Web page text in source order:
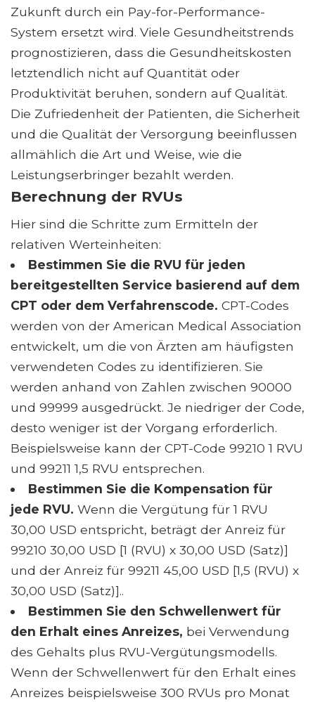
Zukunft durch ein Pay-for-Performance-
System ersetzt wird. Viele Gesundheitstrends
prognostizieren, dass die Gesundheitskosten
letztendlich nicht auf Quantität oder
Produktivität beruhen, sondern auf Qualität.
Die Zufriedenheit der Patienten, die Sicherheit
und die Qualität der Versorgung beeinflussen
allmählich die Art und Weise, wie die
Leistungserbringer bezahlt werden.
Berechnung der RVUs
Hier sind die Schritte zum Ermitteln der
relativen Werteinheiten:
Bestimmen Sie die RVU für jeden
bereitgestellten Service basierend auf dem
CPT oder dem Verfahrenscode. CPT-Codes
werden von der American Medical Association
entwickelt, um die von Ärzten am häufigsten
verwendeten Codes zu identifizieren. Sie
werden anhand von Zahlen zwischen 90000
und 99999 ausgedrückt. Je niedriger der Code,
desto weniger ist der Vorgang erforderlich.
Beispielsweise kann der CPT-Code 99210 1 RVU
und 99211 1,5 RVU entsprechen.
Bestimmen Sie die Kompensation für
jede RVU. Wenn die Vergütung für 1 RVU
30,00 USD entspricht, beträgt der Anreiz für
99210 30,00 USD [1 (RVU) x 30,00 USD (Satz)]
und der Anreiz für 99211 45,00 USD [1,5 (RVU) x
30,00 USD (Satz)]..
Bestimmen Sie den Schwellenwert für
den Erhalt eines Anreizes, bei Verwendung
des Gehalts plus RVU-Vergütungsmodells.
Wenn der Schwellenwert für den Erhalt eines
Anreizes beispielsweise 300 RVUs pro Monat